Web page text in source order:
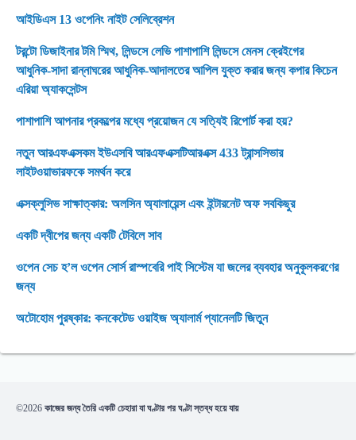
আইডিএস 13 ওপেনিং নাইট সেলিব্রেশন
টরন্টো ডিজাইনার টমি স্মিথ, লিন্ডসে লেভি পাশাপাশি লিন্ডসে মেনস ক্রেইগের
আধুনিক-সাদা রান্নাঘরের আধুনিক-আদালতের আপিল যুক্ত করার জন্য কপার কিচেন
এরিয়া অ্যাকসেন্টস
পাশাপাশি আপনার প্রকল্পের মধ্যে প্রয়োজন যে সত্যিই রিপোর্ট করা হয়?
নতুন আরএফএক্সকম ইউএসবি আরএফএক্সটিআরএক্স 433 ট্রান্সসিভার
লাইটওয়াভারফকে সমর্থন করে
এক্সক্লুসিভ সাক্ষাত্কার: অলসিন অ্যালায়েন্স এবং ইন্টারনেট অফ সবকিছুর
একটি দ্বীপের জন্য একটি টেবিলে সাব
ওপেন সেচ হ’ল ওপেন সোর্স রাস্পবেরি পাই সিস্টেম যা জলের ব্যবহার অনুকূলকরণের
জন্য
অটোহোম পুরষ্কার: কনকেটেড ওয়াইজ অ্যালার্ম প্যানেলটি জিতুন
©2026 কাজের জন্য তৈরি একটি চেহারা যা ঘণ্টার পর ঘণ্টা স্তব্ধ হয়ে যায়